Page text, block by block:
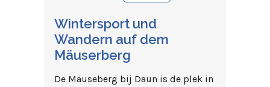
Wintersport und
Wandern auf dem
Mäuserberg
De Mäuseberg bij Daun is de plek in